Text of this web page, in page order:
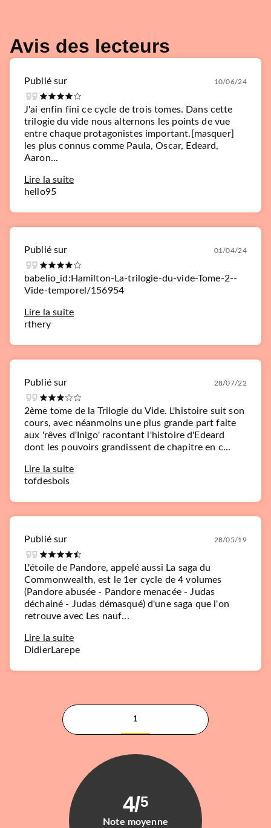
Avis des lecteurs
Publié sur 10/06/24
J'ai enfin fini ce cycle de trois tomes. Dans cette
trilogie du vide nous alternons les points de vue
entre chaque protagonistes important.[masquer]
les plus connus comme Paula, Oscar, Edeard,
Aaron...
Lire la suite
hello95
Publié sur 01/04/24
babelio_id:Hamilton-La-trilogie-du-vide-Tome-2--
Vide-temporel/156954
Lire la suite
rthery
Publié sur 28/07/22
2ème tome de la Trilogie du Vide. L'histoire suit son
cours, avec néanmoins une plus grande part faite
aux 'rêves d'Inigo' racontant l'histoire d'Edeard
dont les pouvoirs grandissent de chapitre en c...
Lire la suite
tofdesbois
Publié sur 28/05/19
L'étoile de Pandore, appelé aussi La saga du
Commonwealth, est le 1er cycle de 4 volumes
(Pandore abusée - Pandore menacée - Judas
déchainé - Judas démasqué) d'une saga que l'on
retrouve avec Les nauf...
Lire la suite
DidierLarepe
1
4/5
Note moyenne